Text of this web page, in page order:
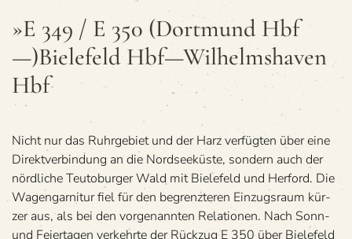
349
E 350
(Dort­
mund
Hbf
—
Wilhelmshaven
»E 349 / E 350 (Dort­mund Hbf
—)Bielefeld Hbf—Wilhelmshaven
Hbf
Nicht nur das Ruhr­ge­biet und der Harz ver­füg­ten über eine
Direkt­ver­bin­dung an die Nord­see­küste, son­dern auch der
nörd­li­che Teu­to­bur­ger Wald mit Bie­le­feld und Her­ford. Die
Wagen­gar­ni­tur fiel für den begrenz­te­ren Ein­zugs­raum kür­
zer aus, als bei den vor­ge­nann­ten Rela­tio­nen. Nach Sonn-
und Fei­er­ta­gen ver­kehrte der Rück­zug E 350 über Bie­le­feld